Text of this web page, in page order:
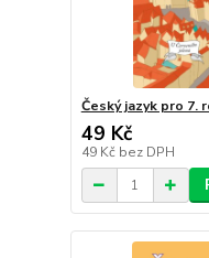
Český jazyk pro 7.
49 Kč
49 Kč bez DPH